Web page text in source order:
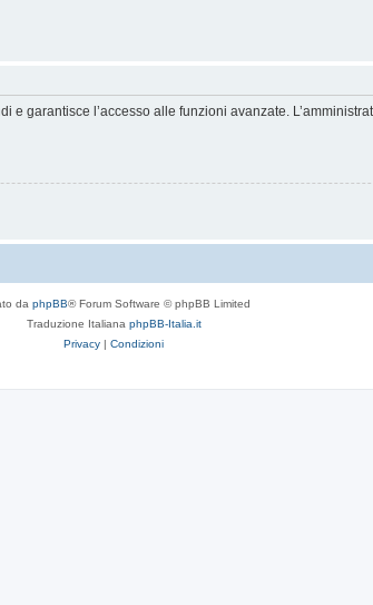
garantisce l’accesso alle funzioni avanzate.
da phpBB® Forum Software © phpBB Limited
Traduzione Italiana phpBB-Italia.it
Privacy | Condizioni